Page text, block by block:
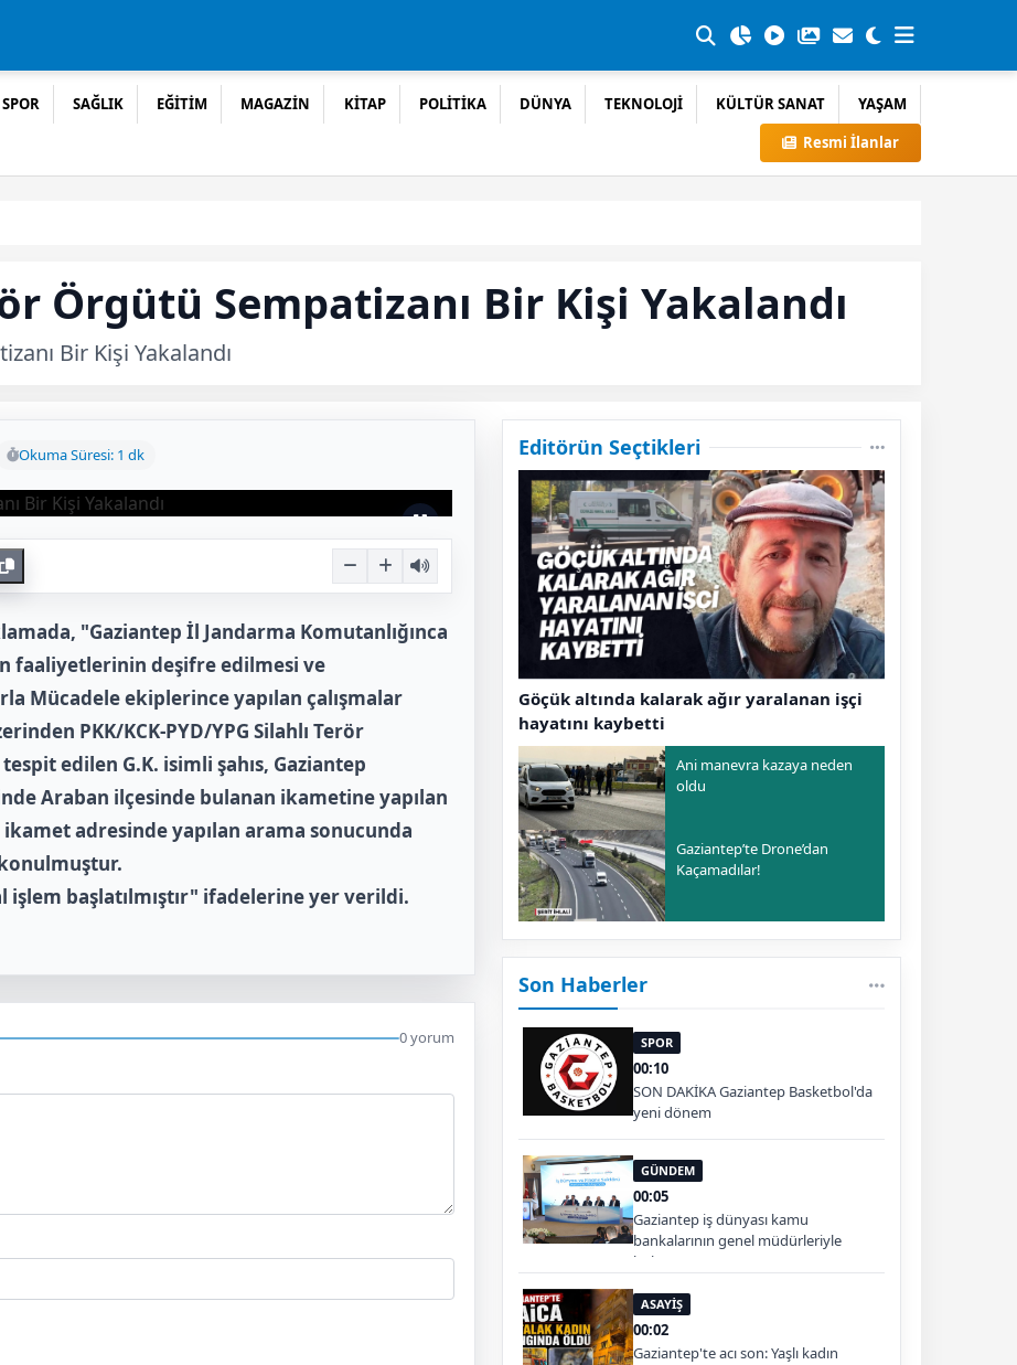
SPOR SAĞLIK EĞİTİM MAGAZİN KİTAP POLİTİKA DÜNYA TEKNOLOJİ KÜLTÜR SANAT
YAŞAM
Resmi İlanlar
Örgütü Sempatizanı Bir Kişi Yakalandı
Bir Kişi Yakalandı
Okuma Süresi: 1 dk
"Gaziantep İl Jandarma Komutanlığınca
deşifre edilmesi ve
Mücadele ekiplerince yapılan çalışmalar
PKK/KCK-PYD/YPG Silahlı Terör
edilen G.K. isimli şahıs, Gaziantep
Araban ilçesinde bulanan ikametine yapılan
ikamet adresinde yapılan arama sonucunda
işlem başlatılmıştır" ifadelerine yer verildi.
0 yorum
Editörün Seçtikleri
Göçük altında kalarak ağır yaralanan işçi
hayatını kaybetti
Ani manevra kazaya neden
oldu
Gaziantep’te Drone’dan
Kaçamadılar!
Son Haberler
SPOR
00:10
SON DAKİKA Gaziantep Basketbol'da
yeni dönem
GÜNDEM
00:05
Gaziantep iş dünyası kamu
bankalarının genel müdürleriyle
buluştu
ASAYİŞ
00:02
Gaziantep'te acı son: Yaşlı kadın